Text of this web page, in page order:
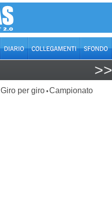
>>
Giro per giro •Campionato